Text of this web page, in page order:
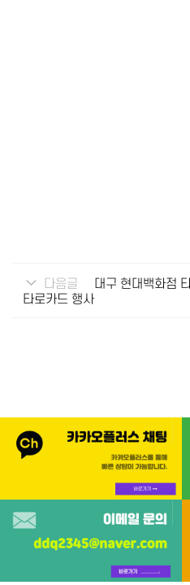
다음글
대구 현대백화점
타로카드 행사